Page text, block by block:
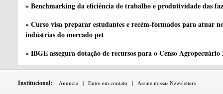
» Benchmarking da eficiência de trabalho e produtividade das
» Curso visa preparar estudantes e recém-formados para atuar
indústrias do mercado pet
» IBGE assegura dotação de recursos para o Censo Agropecuário
Institucional: Anuncie | Entre em contato | Assine nossas Newsletters